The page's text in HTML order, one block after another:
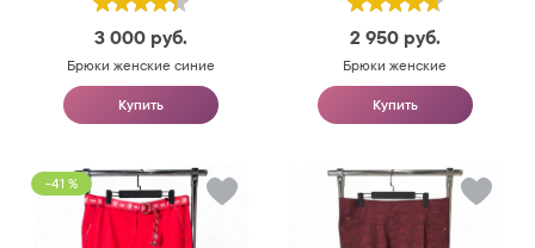
3 000 руб.
Брюки женские синие
Купить
2 950 руб.
Брюки женские
Купить
-41 %